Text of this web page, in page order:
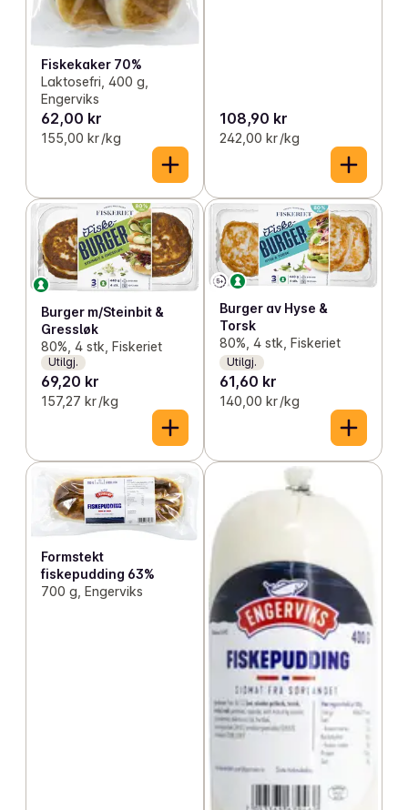
Fiskekaker 70%
Laktosefri, 400 g,
Engerviks
62,00 kr
155,00 kr /kg
108,90 kr
242,00 kr /kg
Burger m/Steinbit &
Gressløk
80%, 4 stk, Fiskeriet
Utilgj.
69,20 kr
157,27 kr /kg
Burger av Hyse &
Torsk
80%, 4 stk, Fiskeriet
Utilgj.
61,60 kr
140,00 kr /kg
Formstekt
fiskepudding 63%
700 g, Engerviks